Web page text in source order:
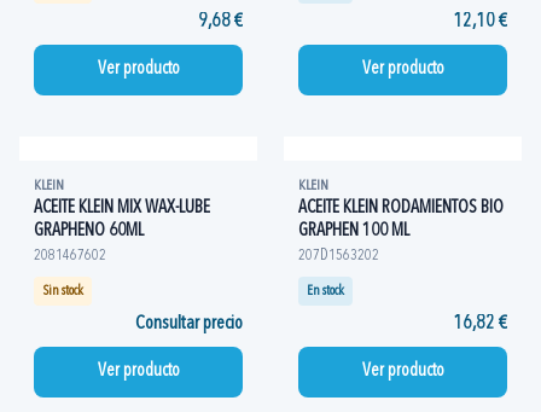
9,68 €
Ver producto
12,10 €
Ver producto
KLEIN
ACEITE KLEIN MIX WAX-LUBE
GRAPHENO 60ML
2081467602
Sin stock
Consultar precio
Ver producto
KLEIN
ACEITE KLEIN RODAMIENTOS BIO
GRAPHEN 100 ML
207D1563202
En stock
16,82 €
Ver producto